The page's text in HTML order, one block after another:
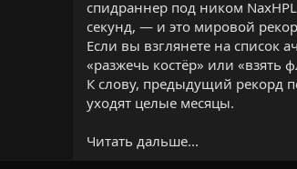
спидраннер под ником
секунд, — и это мировой
Если вы взглянете на список
«разжечь костёр» или «взять
К слову, предыдущий рекорд
уходят целые месяцы.​
Читать дальше...